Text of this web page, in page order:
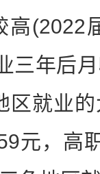
高(2022
三年后
区就业
元，高